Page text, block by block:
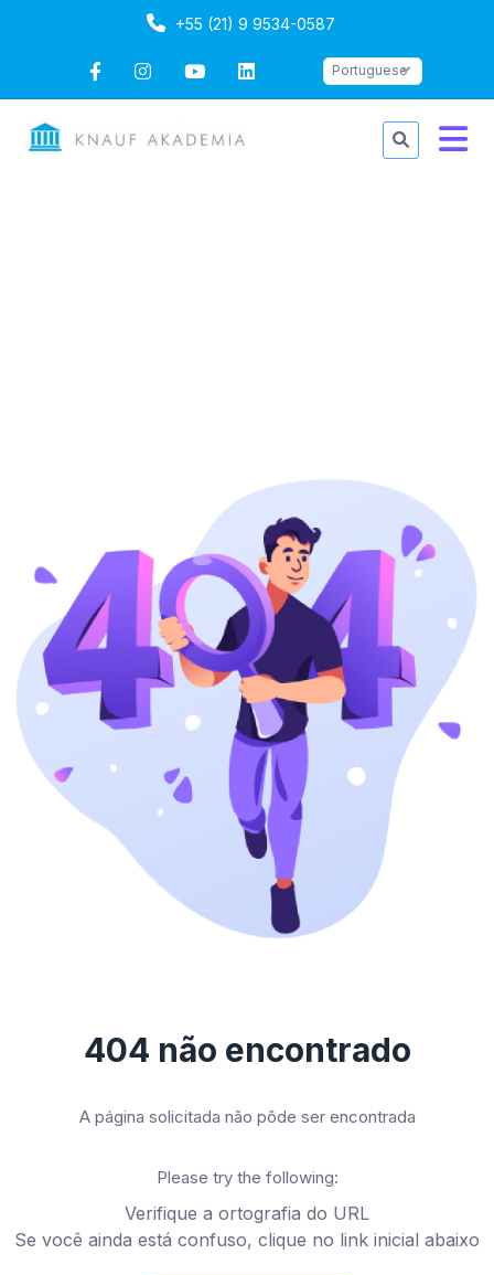
+55 (21) 9 9534-0587
Portuguese
404 não encontrado
A página solicitada não pôde ser encontrada
Please try the following:
Verifique a ortografia do URL
Se você ainda está confuso, clique no link inicial abaixo